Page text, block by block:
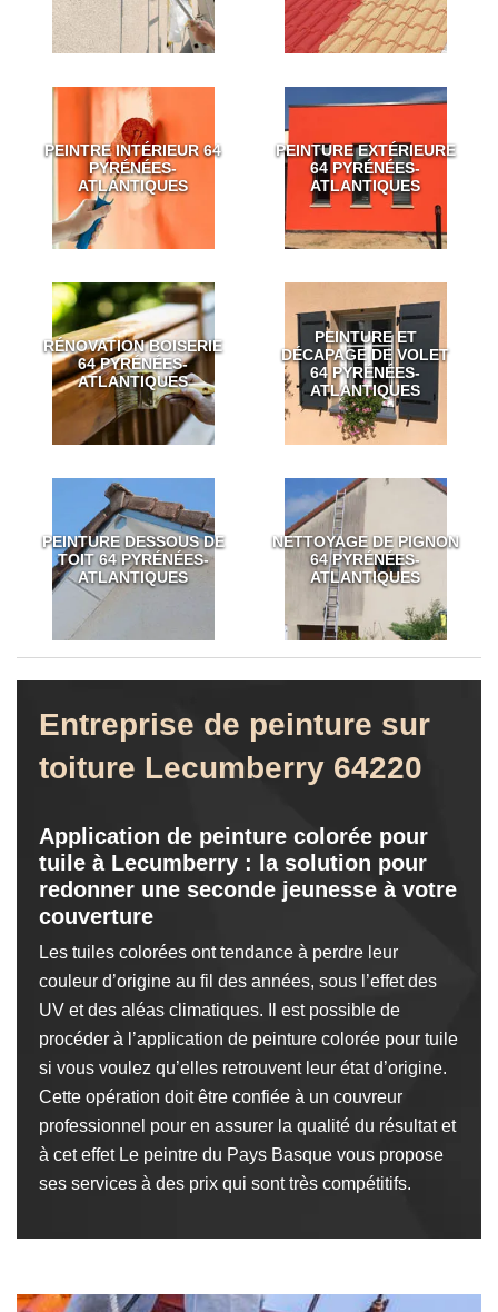
PEINTRE INTÉRIEUR 64
PYRÉNÉES-
ATLANTIQUES
PEINTURE EXTÉRIEURE
64 PYRÉNÉES-
ATLANTIQUES
RÉNOVATION BOISERIE
64 PYRÉNÉES-
ATLANTIQUES
PEINTURE ET
DÉCAPAGE DE VOLET
64 PYRÉNÉES-
ATLANTIQUES
PEINTURE DESSOUS DE
TOIT 64 PYRÉNÉES-
ATLANTIQUES
NETTOYAGE DE PIGNON
64 PYRÉNÉES-
ATLANTIQUES
Entreprise de peinture sur
toiture Lecumberry 64220
Application de peinture colorée pour
tuile à Lecumberry : la solution pour
redonner une seconde jeunesse à votre
couverture
Les tuiles colorées ont tendance à perdre leur
couleur d’origine au fil des années, sous l’effet des
UV et des aléas climatiques. Il est possible de
procéder à l’application de peinture colorée pour tuile
si vous voulez qu’elles retrouvent leur état d’origine.
Cette opération doit être confiée à un couvreur
professionnel pour en assurer la qualité du résultat et
à cet effet Le peintre du Pays Basque vous propose
ses services à des prix qui sont très compétitifs.